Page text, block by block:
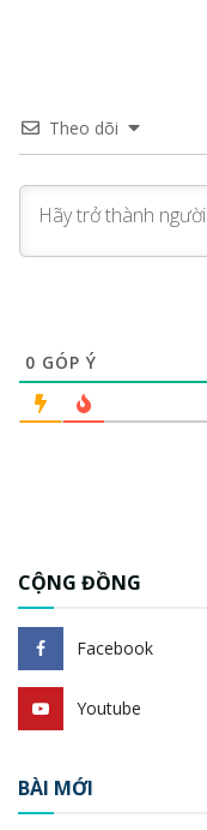
Theo dõi
0 GÓP Ý
CỘNG ĐỒNG
Facebook
Youtube
BÀI MỚI